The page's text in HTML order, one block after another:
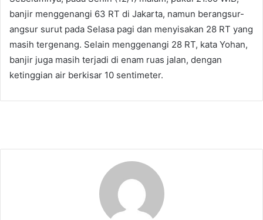
banjir menggenangi 63 RT di Jakarta, namun berangsur-
angsur surut pada Selasa pagi dan menyisakan 28 RT yang
masih tergenang. Selain menggenangi 28 RT, kata Yohan,
banjir juga masih terjadi di enam ruas jalan, dengan
ketinggian air berkisar 10 sentimeter.